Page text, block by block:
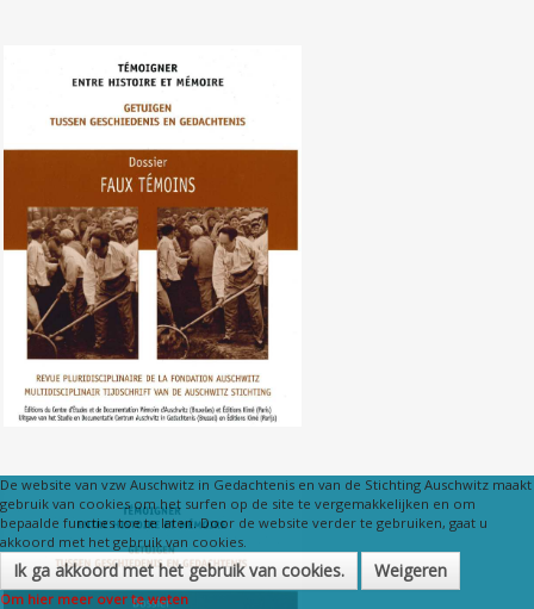
Nr. 106 (03/2010) Valse getuigen
Nr. 105 (12/2009) Charlotte Delbo
De website van vzw Auschwitz in Gedachtenis en van de Stichting Auschwitz maakt
gebruik van cookies om het surfen op de site te vergemakkelijken en om
bepaalde functies toe te laten. Door de website verder te gebruiken, gaat u
akkoord met het gebruik van cookies.
Ik ga akkoord met het gebruik van cookies. Weigeren
Om hier meer over te weten